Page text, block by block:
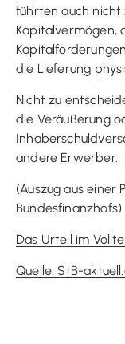
führten auch nicht
Kapitalvermögen,
die Lieferung
Nicht zu
die Veräußerung
andere Erwerber.
(Auszug aus einer
Bundesfinanzhofs)
Das Urteil im
Quelle: StB-